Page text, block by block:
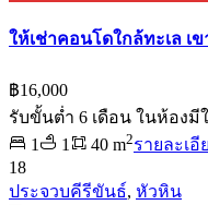
ให้เช่าคอนโดใกล้ทะเล เ
฿16,000
รับขั้นต่ำ 6 เดือน ในห้องมี
1
1 40 m2รายละเอี
18
ประจวบคีรีขันธ์, หัวหิน